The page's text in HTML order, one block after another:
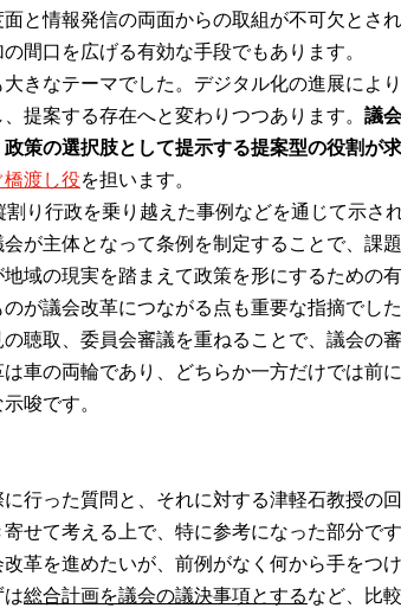
と情報発信の両面からの取組が不可欠とさ
間口を広げる有効な手段でもあります。
きなテーマでした。デジタル化の進展によ
提案する存在へと変わりつつあります。 議
策の選択肢として提示する提案型の役割が求
渡し役を担います。
り行政を乗り越えた事例などを通じて示さ
が主体となって条例を制定することで、課
域の現実を踏まえて政策を形にするための有
が議会改革につながる点も重要な指摘でし
聴取、委員会審議を重ねることで、議会の
車の両輪であり、どちらか一方だけでは前
唆です。
行った質問と、それに対する津軽石教授の回
せて考える上で、特に参考になった部分です
革を進めたいが、前例がなく何から手をつ
は総合計画を議会の議決事項とするなど、比